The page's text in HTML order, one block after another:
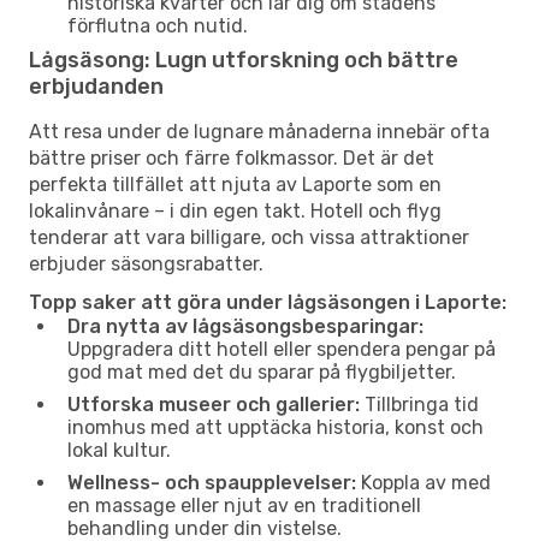
förflutna och nutid.
Lågsäsong: Lugn utforskning och bättre
erbjudanden
Att resa under de lugnare månaderna innebär ofta
bättre priser och färre folkmassor. Det är det
perfekta tillfället att njuta av Laporte som en
lokalinvånare – i din egen takt. Hotell och flyg
tenderar att vara billigare, och vissa attraktioner
erbjuder säsongsrabatter.
Topp saker att göra under lågsäsongen i Laporte:
Dra nytta av lågsäsongsbesparingar:
Uppgradera ditt hotell eller spendera pengar på
god mat med det du sparar på flygbiljetter.
Utforska museer och gallerier: Tillbringa tid
inomhus med att upptäcka historia, konst och
lokal kultur.
Wellness- och spaupplevelser: Koppla av med
en massage eller njut av en traditionell
behandling under din vistelse.